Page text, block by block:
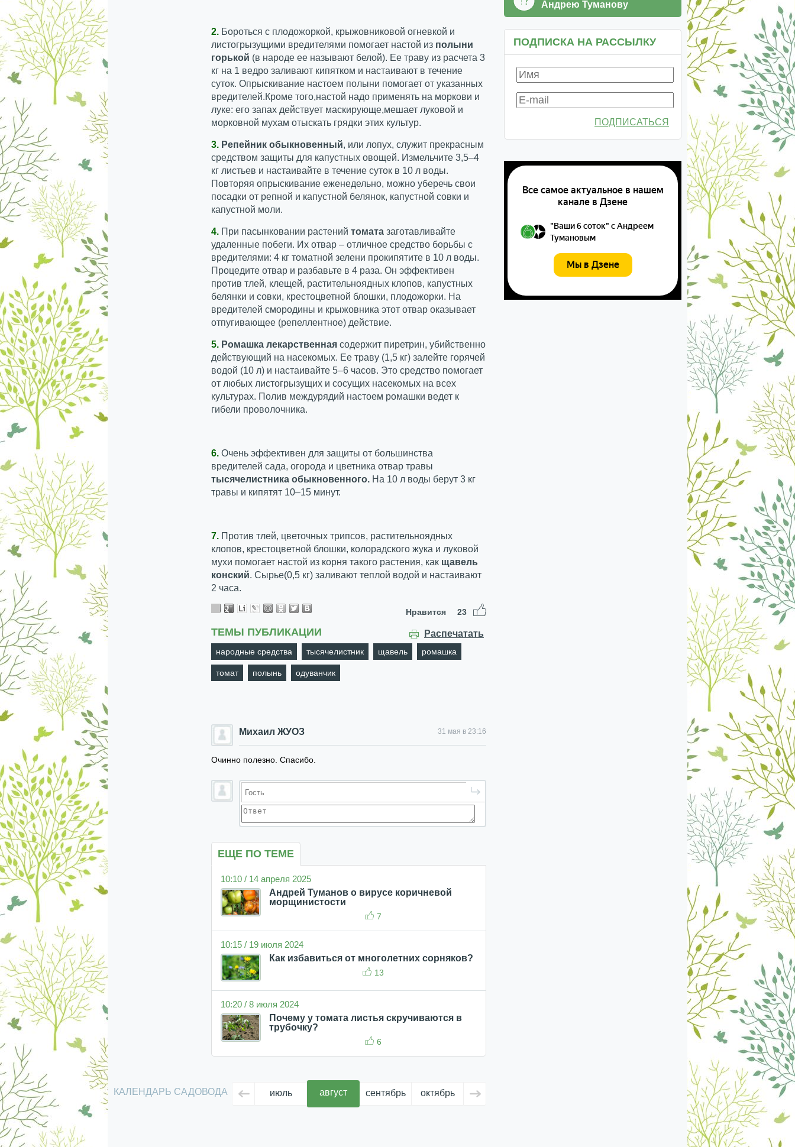
2. Бороться с плодожоркой, крыжовниковой огневкой и
листогрызущими вредителями помогает настой из полыни
горькой (в народе ее называют белой). Ее траву из расчета 3
кг на 1 ведро заливают кипятком и настаивают в течение
суток. Опрыскивание настоем полыни помогает от указанных
вредителей.Кроме того,настой надо применять на моркови и
луке: его запах действует маскирующе,мешает луковой и
морковной мухам отыскать грядки этих культур.
3. Репейник обыкновенный, или лопух, служит прекрасным
средством защиты для капустных овощей. Измельчите 3,5–4
кг листьев и настаивайте в течение суток в 10 л воды.
Повторяя опрыскивание еженедельно, можно уберечь свои
посадки от репной и капустной белянок, капустной совки и
капустной моли.
4. При пасынковании растений томата заготавливайте
удаленные побеги. Их отвар – отличное средство борьбы с
вредителями: 4 кг томатной зелени прокипятите в 10 л воды.
Процедите отвар и разбавьте в 4 раза. Он эффективен
против тлей, клещей, растительноядных клопов, капустных
белянки и совки, крестоцветной блошки, плодожорки. На
вредителей смородины и крыжовника этот отвар оказывает
отпугивающее (репеллентное) действие.
5. Ромашка лекарственная содержит пиретрин, убийственно
действующий на насекомых. Ее траву (1,5 кг) залейте горячей
водой (10 л) и настаивайте 5–6 часов. Это средство помогает
от любых листогрызущих и сосущих насекомых на всех
культурах. Полив междурядий настоем ромашки ведет к
гибели проволочника.
6. Очень эффективен для защиты от большинства
вредителей сада, огорода и цветника отвар травы
тысячелистника обыкновенного. На 10 л воды берут 3 кг
травы и кипятят 10–15 минут.
7. Против тлей, цветочных трипсов, растительноядных
клопов, крестоцветной блошки, колорадского жука и луковой
мухи помогает настой из корня такого растения, как щавель
конский. Сырье(0,5 кг) заливают теплой водой и настаивают
2 часа.
Нравится 23
Распечатать
ТЕМЫ ПУБЛИКАЦИИ
народные средства тысячелистник щавель ромашка
томат полынь одуванчик
Михаил ЖУОЗ 31 мая в 23:16
Очинно полезно. Спасибо.
ЕЩЕ ПО ТЕМЕ
10:10 / 14 апреля 2025
Андрей Туманов о вирусе коричневой
морщинистости
7
10:15 / 19 июля 2024
Как избавиться от многолетних сорняков?
13
10:20 / 8 июля 2024
Почему у томата листья скручиваются в
трубочку?
6
КАЛЕНДАРЬ САДОВОДА июль август сентябрь октябрь ноябрь март апрель
Андрею Туманову
ПОДПИСКА НА РАССЫЛКУ
ПОДПИСАТЬСЯ